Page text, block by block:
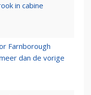
in cabine
Farnborough
dan de vorige